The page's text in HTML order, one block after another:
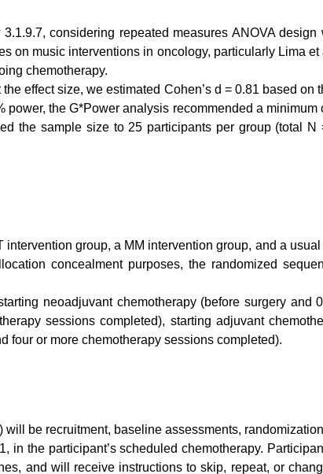
considering repeated measures ANOVA
on music interventions in oncology, particularly Lima
chemotherapy.
effect size, we estimated Cohen’s d = 0.81 based
the G*Power analysis recommended a
the sample size to 25 participants per group (total
group, a MM intervention group, and a
concealment purposes, the randomized
neoadjuvant chemotherapy (before surgery
sessions completed), starting adjuvant
four or more chemotherapy sessions completed).
be recruitment, baseline assessments,
in the participant’s scheduled chemotherapy.
and will receive instructions to skip, repeat, or